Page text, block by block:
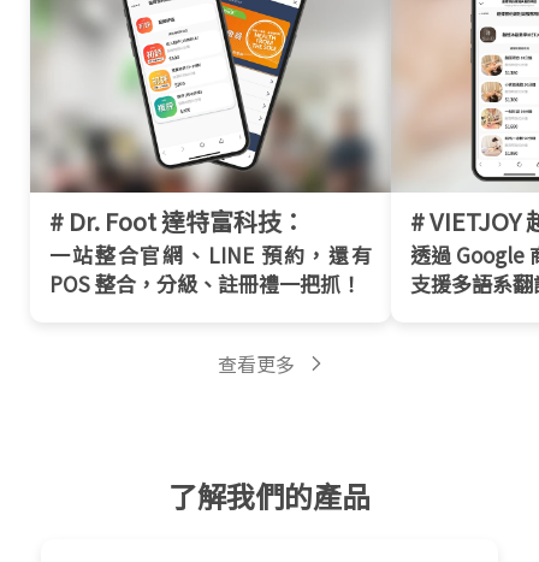
# Dr. Foot 達特富科技：
一站整合官網、LINE 預約，還有
POS 整合，分級、註冊禮一把抓！
# VIETJOY
透過 Google
支援多語系
查看更多
了解我們的產品